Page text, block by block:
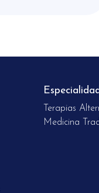
Terapias
Medicina